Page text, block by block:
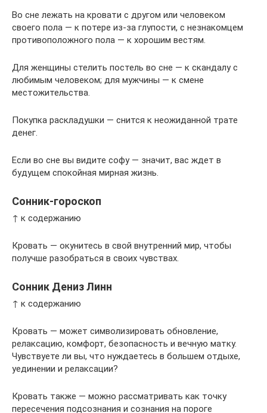
Во сне лежать на кровати с другом или человеком
своего пола — к потере из-за глупости, с незнакомцем
противоположного пола — к хорошим вестям.
Для женщины стелить постель во сне — к скандалу с
любимым человеком; для мужчины — к смене
местожительства.
Покупка раскладушки — снится к неожиданной трате
денег.
Если во сне вы видите софу — значит, вас ждет в
будущем спокойная мирная жизнь.
Сонник-гороскоп
↑ к содержанию
Кровать — окунитесь в свой внутренний мир, чтобы
получше разобраться в своих чувствах.
Сонник Дениз Линн
↑ к содержанию
Кровать — может символизировать обновление,
релаксацию, комфорт, безопасность и вечную матку.
Чувствуете ли вы, что нуждаетесь в большем отдыхе,
уединении и релаксации?
Кровать также — можно рассматривать как точку
пересечения подсознания и сознания на пороге